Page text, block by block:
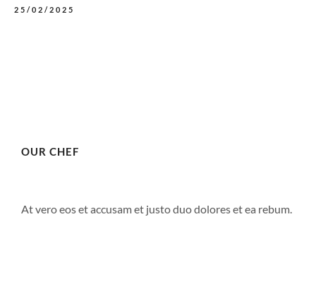
25/02/2025
OUR CHEF
At vero eos et accusam et justo duo dolores et ea rebum.
À PROPOS